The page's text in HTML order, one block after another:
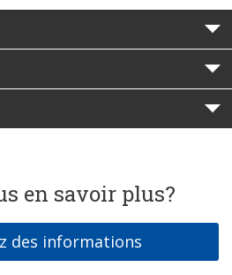
en savoir plus?
des informations